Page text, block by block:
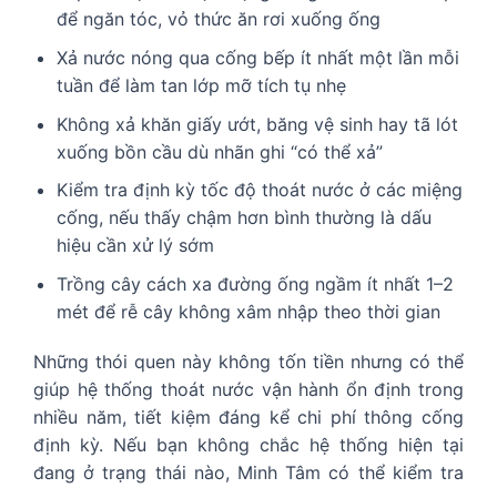
để ngăn tóc, vỏ thức ăn rơi xuống ống
Xả nước nóng qua cống bếp ít nhất một lần mỗi
tuần để làm tan lớp mỡ tích tụ nhẹ
Không xả khăn giấy ướt, băng vệ sinh hay tã lót
xuống bồn cầu dù nhãn ghi “có thể xả”
Kiểm tra định kỳ tốc độ thoát nước ở các miệng
cống, nếu thấy chậm hơn bình thường là dấu
hiệu cần xử lý sớm
Trồng cây cách xa đường ống ngầm ít nhất 1–2
mét để rễ cây không xâm nhập theo thời gian
Những thói quen này không tốn tiền nhưng có thể
giúp hệ thống thoát nước vận hành ổn định trong
nhiều năm, tiết kiệm đáng kể chi phí thông cống
định kỳ. Nếu bạn không chắc hệ thống hiện tại
đang ở trạng thái nào, Minh Tâm có thể kiểm tra